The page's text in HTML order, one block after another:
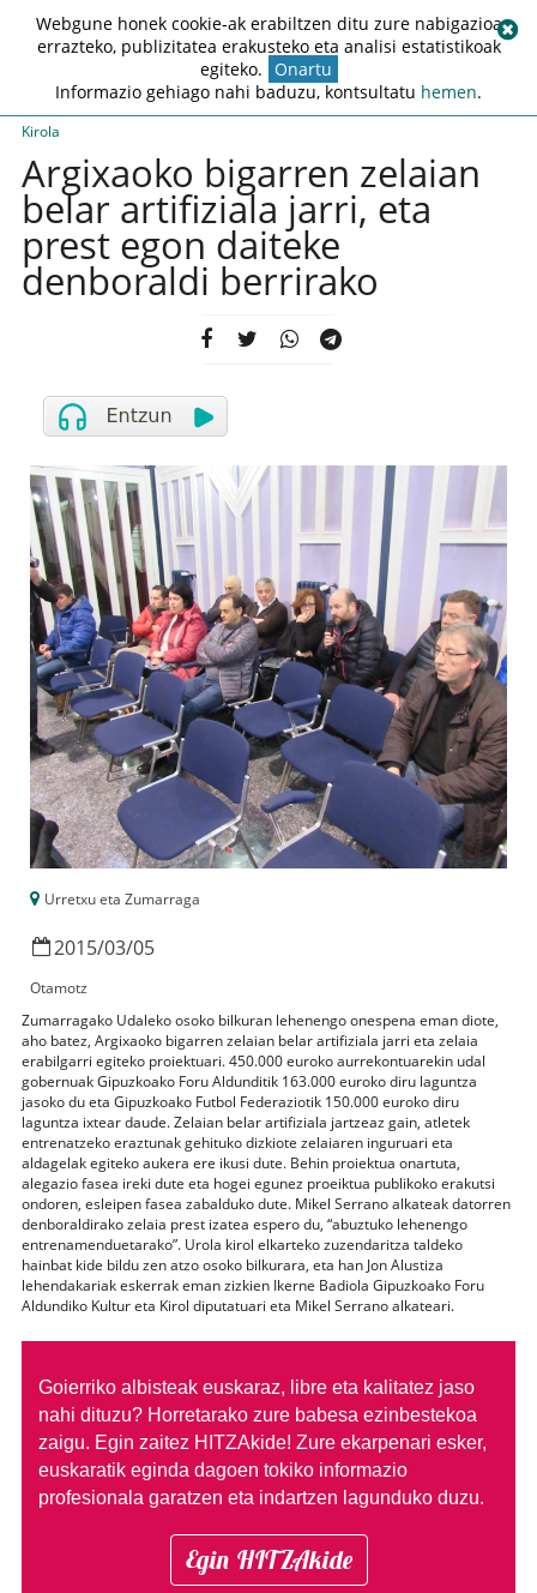
Kirola
Argixaoko bigarren zelaian
belar artifiziala jarri, eta
prest egon daiteke
denboraldi berrirako
Urretxu eta Zumarraga
2015/03/05
Otamotz
Zumarragako Udaleko osoko bilkuran lehenengo onespena eman diote,
aho batez, Argixaoko bigarren zelaian belar artifiziala jarri eta zelaia
erabilgarri egiteko proiektuari. 450.000 euroko aurrekontuarekin udal
gobernuak Gipuzkoako Foru Aldunditik 163.000 euroko diru laguntza
jasoko du eta Gipuzkoako Futbol Federaziotik 150.000 euroko diru
laguntza ixtear daude. Zelaian belar artifiziala jartzeaz gain, atletek
entrenatzeko eraztunak gehituko dizkiote zelaiaren inguruari eta
aldagelak egiteko aukera ere ikusi dute. Behin proiektua onartuta,
alegazio fasea ireki dute eta hogei egunez proeiktua publikoko erakutsi
ondoren, esleipen fasea zabalduko dute. Mikel Serrano alkateak datorren
denboraldirako zelaia prest izatea espero du, “abuztuko lehenengo
entrenamenduetarako”. Urola kirol elkarteko zuzendaritza taldeko
hainbat kide bildu zen atzo osoko bilkurara, eta han Jon Alustiza
lehendakariak eskerrak eman zizkien Ikerne Badiola Gipuzkoako Foru
Aldundiko Kultur eta Kirol diputatuari eta Mikel Serrano alkateari.
Goierriko albisteak euskaraz, libre eta kalitatez jaso
nahi dituzu? Horretarako zure babesa ezinbestekoa
zaigu. Egin zaitez HITZAkide! Zure ekarpenari esker,
euskaratik eginda dagoen tokiko informazio
profesionala garatzen eta indartzen lagunduko duzu.
Egin HITZAkide
Webgune honek cookie-ak erabiltzen ditu zure nabigazioa
errazteko, publizitatea erakusteko eta analisi estatistikoak
egiteko. Onartu
Informazio gehiago nahi baduzu, kontsultatu hemen.